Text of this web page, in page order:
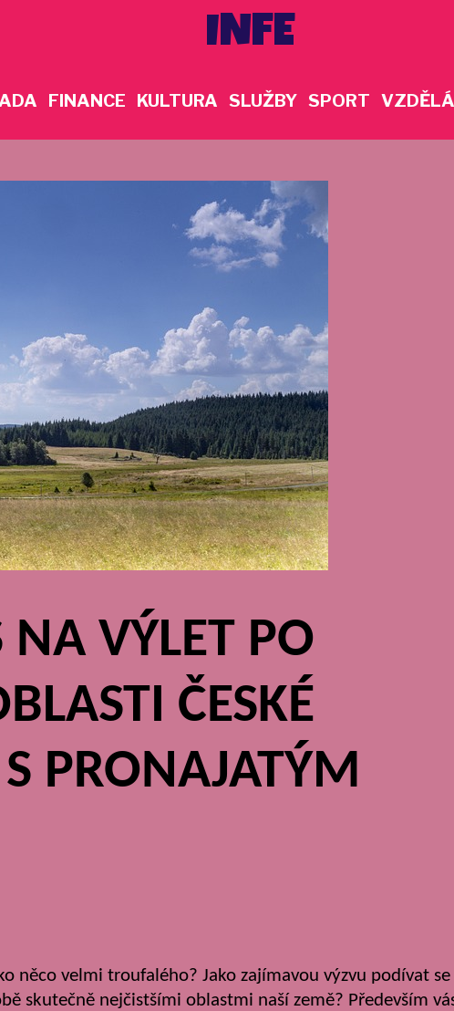
INFE
FINANCE KULTURA SLUŽBY SPORT
NA VÝLET PO
ČESKÉ
PRONAJATÝM
něco velmi troufalého? Jako zajímavou výzvu podívat se
skutečně nejčistšími oblastmi naší země? Především